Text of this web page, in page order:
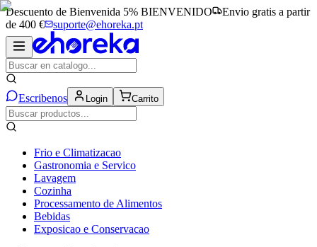
Descuento de Bienvenida 5% BIENVENIDO
Envio gratis a partir
de 400 €
suporte@ehoreka.pt
Escribenos Login Carrito
Frio e Climatizacao
Gastronomia e Servico
Lavagem
Cozinha
Processamento de Alimentos
Bebidas
Exposicao e Conservacao